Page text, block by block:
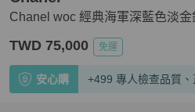
Chanel woc 經典海軍深藍色淡
TWD 75,000 免運
安心購 +499 專人檢查品質、